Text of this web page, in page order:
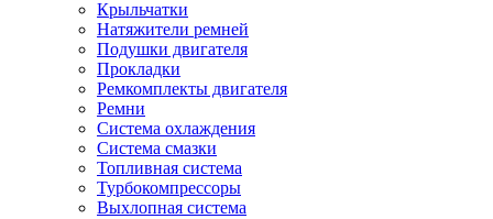
Крыльчатки
Натяжители ремней
Подушки двигателя
Прокладки
Ремкомплекты двигателя
Ремни
Система охлаждения
Система смазки
Топливная система
Турбокомпрессоры
Выхлопная система